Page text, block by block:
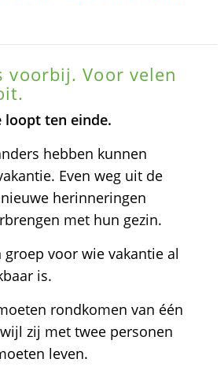
voorbij. Voor velen
loopt ten einde.
hebben kunnen
Even weg uit de
herinneringen
met hun gezin.
voor wie vakantie al
is.
rondkomen van één
zij met twee personen
leven.